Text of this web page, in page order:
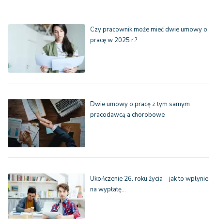
Czy pracownik może mieć dwie umowy o
pracę w 2025 r.?
Dwie umowy o pracę z tym samym
pracodawcą a chorobowe
Ukończenie 26. roku życia – jak to wpłynie
na wypłatę…